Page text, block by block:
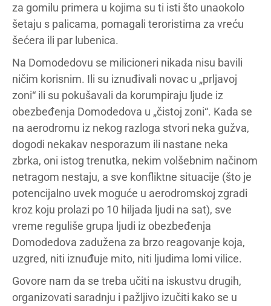
za gomilu primera u kojima su ti isti što unaokolo
šetaju s palicama, pomagali teroristima za vreću
šećera ili par lubenica.
Na Domodedovu se milicioneri nikada nisu bavili
ničim korisnim. Ili su iznuđivali novac u „prljavoj
zoni“ ili su pokušavali da korumpiraju ljude iz
obezbeđenja Domodedova u „čistoj zoni“. Kada se
na aerodromu iz nekog razloga stvori neka gužva,
dogodi nekakav nesporazum ili nastane neka
zbrka, oni istog trenutka, nekim volšebnim načinom
netragom nestaju, a sve konfliktne situacije (što je
potencijalno uvek moguće u aerodromskoj zgradi
kroz koju prolazi po 10 hiljada ljudi na sat), sve
vreme reguliše grupa ljudi iz obezbeđenja
Domodedova zadužena za brzo reagovanje koja,
uzgred, niti iznuđuje mito, niti ljudima lomi vilice.
Govore nam da se treba učiti na iskustvu drugih,
organizovati saradnju i pažljivo izučiti kako se u